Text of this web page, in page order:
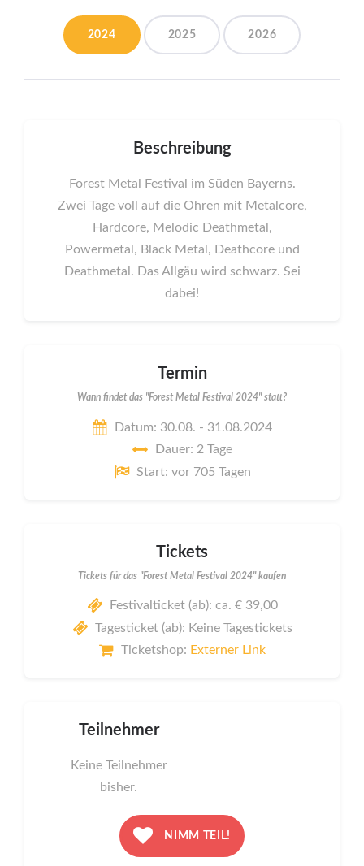
2024 2025 2026
Beschreibung
Forest Metal Festival im Süden Bayerns.
Zwei Tage voll auf die Ohren mit Metalcore,
Hardcore, Melodic Deathmetal,
Powermetal, Black Metal, Deathcore und
Deathmetal. Das Allgäu wird schwarz. Sei
dabei!
Termin
Wann findet das "Forest Metal Festival 2024" statt?
Datum: 30.08. - 31.08.2024
Dauer: 2 Tage
Start: vor 705 Tagen
Tickets
Tickets für das "Forest Metal Festival 2024" kaufen
Festivalticket (ab): ca. € 39,00
Tagesticket (ab): Keine Tagestickets
Ticketshop: Externer Link
Teilnehmer
Keine Teilnehmer
bisher.
NIMM TEIL!